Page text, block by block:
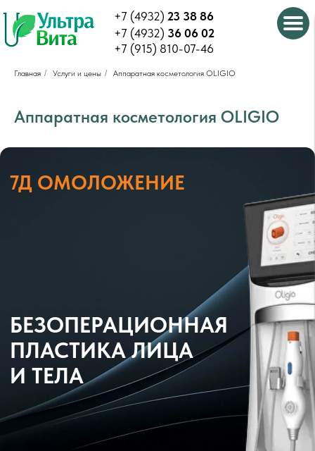
+7 (4932) 23 38 86
+7 (4932) 36 06 02
+7 (915) 810-07-46
Главная / Услуги и цены / Аппаратная косметология OLIGIO
Аппаратная косметология OLIGIO
САМАЯ БЫСТРАЯ И БЕЗБОЛЕЗНЕННАЯ
МОНОПОЛЯРНАЯ RF СИСТЕМА ДЛЯ
ОБЪЁМНОГО ТЕРМОЛИФТИНГА
НА МИРОВОМ РЫНКЕ.
7Д ОМОЛОЖЕНИЕ